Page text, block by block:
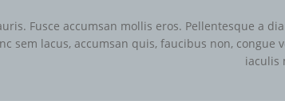
Fusce accumsan mollis eros. Pellentesque a
sem lacus, accumsan quis, faucibus non,
iaculis